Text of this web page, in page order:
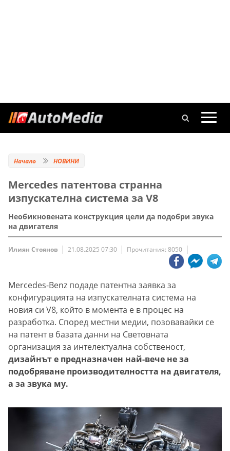
Начало НОВИНИ
Mercedes патентова странна
изпускателна система за V8
Необикновената конструкция цели да подобри звука
на двигателя
Илиян Стоянов 21.08.2025 07:30 Прочитания: 8050
Mercedes-Benz подаде патентна заявка за
конфигурацията на изпускателната система на
новия си V8, който в момента е в процес на
разработка. Според местни медии, позовавайки се
на патент в базата данни на Световната
организация за интелектуална собственост,
дизайнът е предназначен най-вече не за
подобряване производителността на двигателя,
а за звука му.